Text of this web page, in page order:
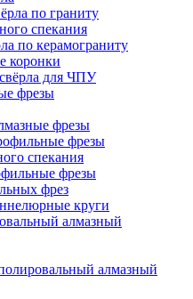
по граниту
спекания
по керамограниту
коронки
для ЧПУ
фрезы
фрезы
фрезы
спекания
фрезы
фрез
круги
алмазный
алмазный